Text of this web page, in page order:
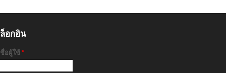
ล็อกอิน
ชื่อผู้ใช้ *